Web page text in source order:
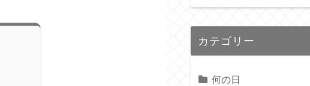
カテゴリー
何の日